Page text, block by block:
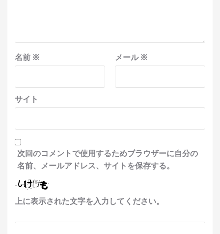
名前 ※ メール ※
サイト
次回のコメントで使用するためブラウザーに自分の
名前、メールアドレス、サイトを保存する。
上に表示された文字を入力してください。